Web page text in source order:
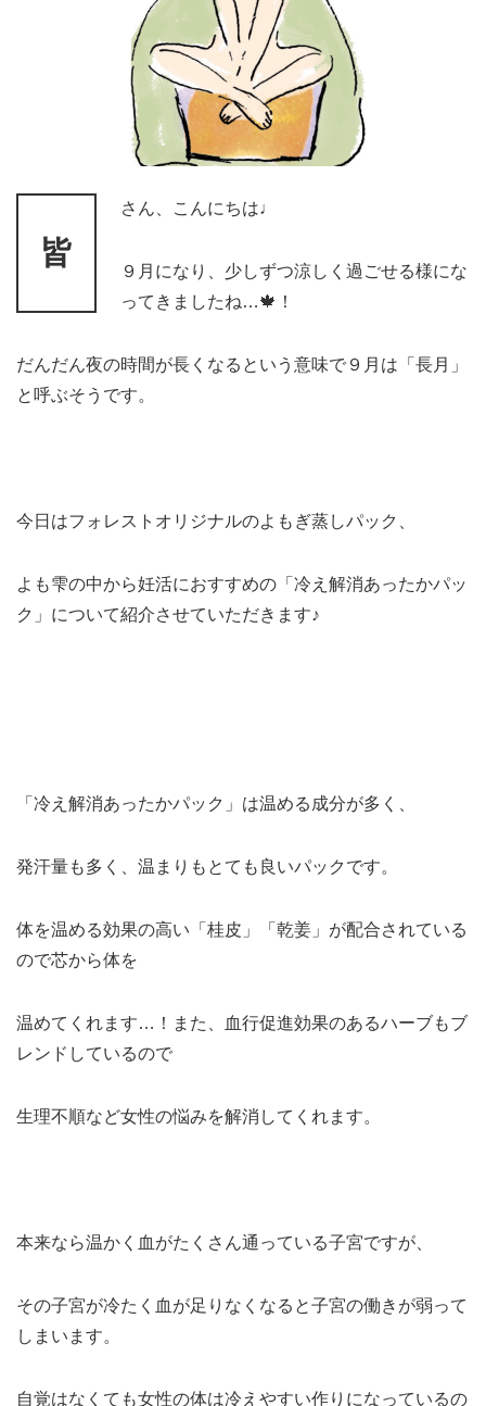
皆
さん、こんにちは♩
９月になり、少しずつ涼しく過ごせる様にな
ってきましたね…🍁！
だんだん夜の時間が長くなるという意味で９月は「長月」
と呼ぶそうです。
今日はフォレストオリジナルのよもぎ蒸しパック、
よも雫の中から妊活におすすめの「冷え解消あったかパッ
ク」について紹介させていただきます♪
「冷え解消あったかパック」は温める成分が多く、
発汗量も多く、温まりもとても良いパックです。
体を温める効果の高い「桂皮」「乾姜」が配合されている
ので芯から体を
温めてくれます…！また、血行促進効果のあるハーブもブ
レンドしているので
生理不順など女性の悩みを解消してくれます。
本来なら温かく血がたくさん通っている子宮ですが、
その子宮が冷たく血が足りなくなると子宮の働きが弱って
しまいます。
自覚はなくても女性の体は冷えやすい作りになっているの